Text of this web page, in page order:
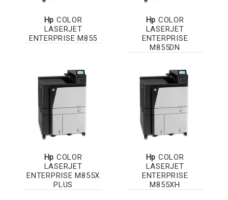
Hp COLOR
LASERJET
ENTERPRISE M855
Hp COLOR
LASERJET
ENTERPRISE
M855DN
Hp COLOR
LASERJET
ENTERPRISE M855X
PLUS
Hp COLOR
LASERJET
ENTERPRISE
M855XH